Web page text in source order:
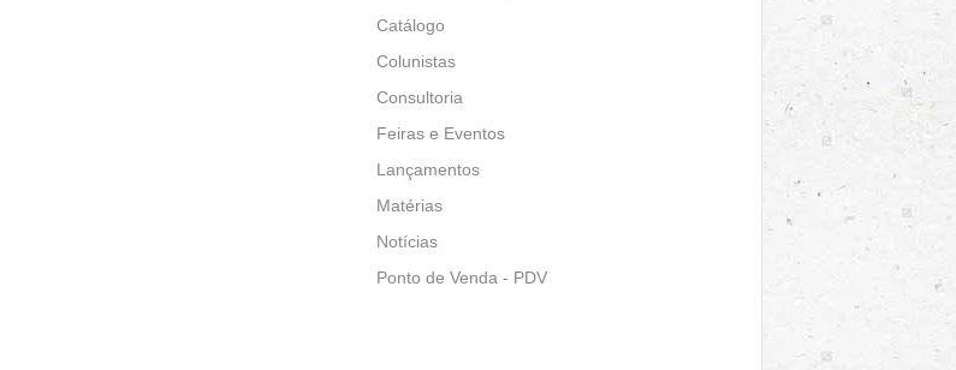
Catálogo
Colunistas
Consultoria
Feiras e Eventos
Lançamentos
Matérias
Notícias
Ponto de Venda - PDV